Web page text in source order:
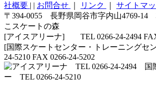
社概要 | | お問合せ リンク サイトマ
〒394-0055 長野県岡谷市字内山4769-14
こスケートの森
[アイスアリーナ] TEL 0266-24-2494 FAX
[国際スケートセンター・トレーニングセ
24-5210 FAX 0266-24-5202